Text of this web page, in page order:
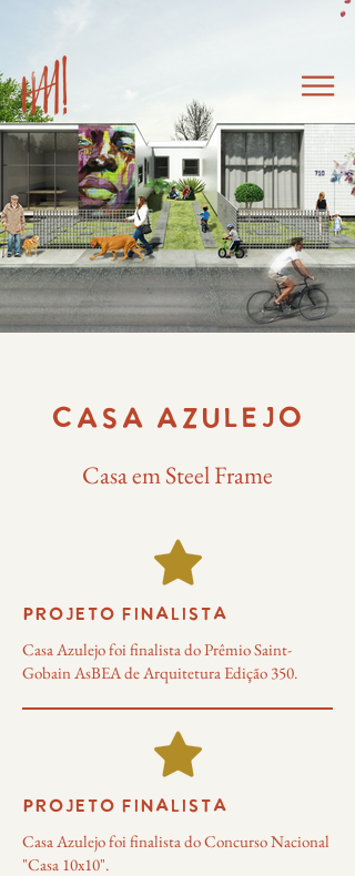
CASA AZULEJO
Casa em Steel Frame
PROJETO FINALISTA
Casa Azulejo foi finalista do Prêmio Saint-
Gobain AsBEA de Arquitetura Edição 350.
PROJETO FINALISTA
Casa Azulejo foi finalista do Concurso Nacional
"Casa 10x10".